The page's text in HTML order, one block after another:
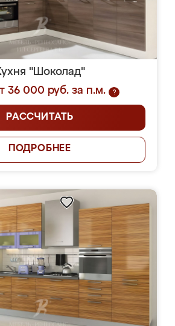
"Шоколад"
36 000 руб. за п.м.
?
РАССЧИТАТЬ
ПОДРОБНЕЕ